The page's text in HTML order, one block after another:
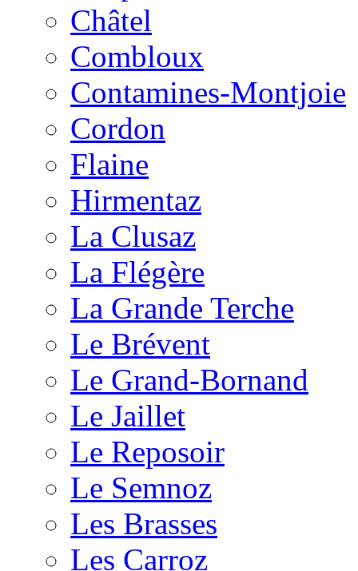
Châtel
Combloux
Contamines-Montjoie
Cordon
Flaine
Hirmentaz
La Clusaz
La Flégère
La Grande Terche
Le Brévent
Le Grand-Bornand
Le Jaillet
Le Reposoir
Le Semnoz
Les Brasses
Les Carroz